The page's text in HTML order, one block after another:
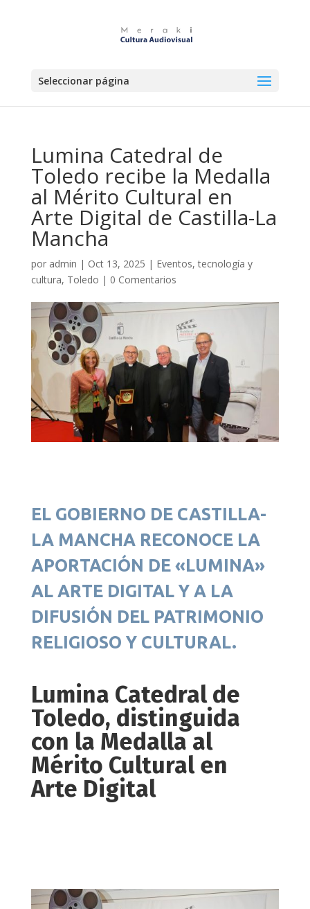
Seleccionar página
Lumina Catedral de
Toledo recibe la Medalla
al Mérito Cultural en
Arte Digital de Castilla-La
Mancha
por admin | Oct 13, 2025 | Eventos, tecnología y
cultura, Toledo | 0 Comentarios
EL GOBIERNO DE CASTILLA-
LA MANCHA RECONOCE LA
APORTACIÓN DE «LUMINA»
AL ARTE DIGITAL Y A LA
DIFUSIÓN DEL PATRIMONIO
RELIGIOSO Y CULTURAL.
Lumina Catedral de
Toledo, distinguida
con la Medalla al
Mérito Cultural en
Arte Digital